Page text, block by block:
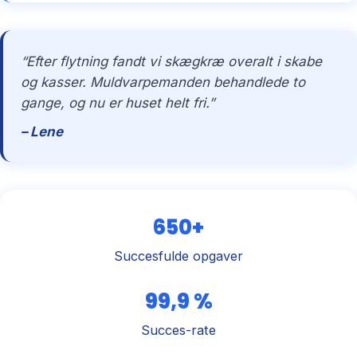
“Efter flytning fandt vi skægkræ overalt i skabe
og kasser. Muldvarpemanden behandlede to
gange, og nu er huset helt fri.”
– Lene
650+
Succesfulde opgaver
99,9 %
Succes-rate